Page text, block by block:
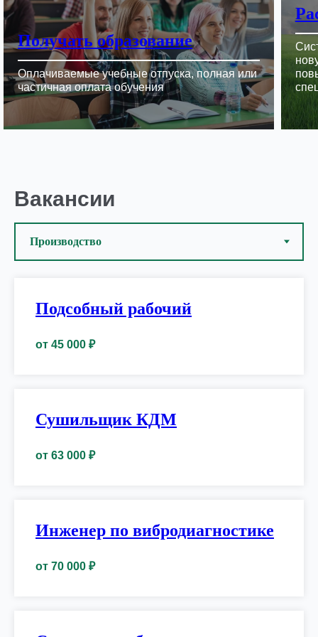
Получать образование
Оплачиваемые учебные отпуска, полная или
частичная оплата обучения
Вакансии
Подсобный рабочий
от 45 000 ₽
Сушильщик КДМ
от 63 000 ₽
Инженер по вибродиагностике
от 70 000 ₽